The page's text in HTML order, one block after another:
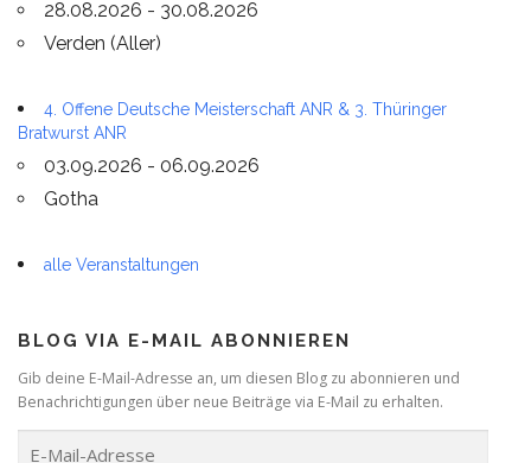
28.08.2026 - 30.08.2026
Verden (Aller)
4. Offene Deutsche Meisterschaft ANR & 3. Thüringer
Bratwurst ANR
03.09.2026 - 06.09.2026
Gotha
alle Veranstaltungen
BLOG VIA E-MAIL ABONNIEREN
Gib deine E-Mail-Adresse an, um diesen Blog zu abonnieren und
Benachrichtigungen über neue Beiträge via E-Mail zu erhalten.